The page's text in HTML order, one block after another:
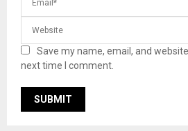
Save my name, email, and
next time I comment.